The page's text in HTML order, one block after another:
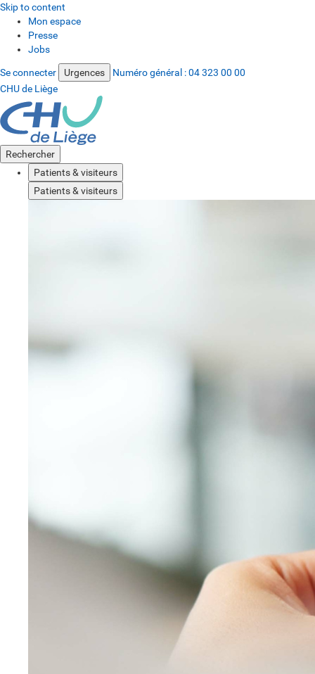
Skip to content
Mon espace
Presse
Jobs
Se connecter Urgences Numéro général :04 323 00 00
CHU de Liège
Rechercher
Patients & visiteurs
Patients & visiteurs